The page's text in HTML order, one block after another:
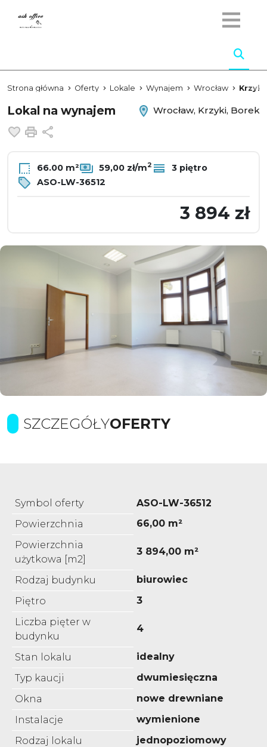
Strona główna Oferty Lokale Wynajem Wrocław Krzyki
Lokal na wynajem
Wrocław, Krzyki, Borek
Dodaj do ulubionych
Drukuj
66.00 m² 59,00 zł/m2
3 piętro
ASO-LW-36512
3 894 zł
SZCZEGÓŁYOFERTY
Symbol oferty
ASO-LW-36512
Powierzchnia
66,00 m²
Powierzchnia
użytkowa [m2]
3 894,00 m²
Rodzaj budynku
biurowiec
Piętro
3
Liczba pięter w
budynku
4
Stan lokalu
idealny
Typ kaucji
dwumiesięczna
Okna
nowe drewniane
Instalacje
wymienione
Rodzaj lokalu
jednopoziomowy